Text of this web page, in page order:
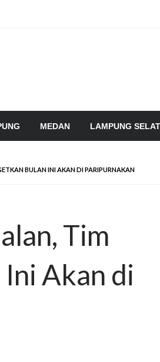
MEDAN LAMPUNG
BULAN INI AKAN DI PARIPURNAKAN
Tim
Akan di